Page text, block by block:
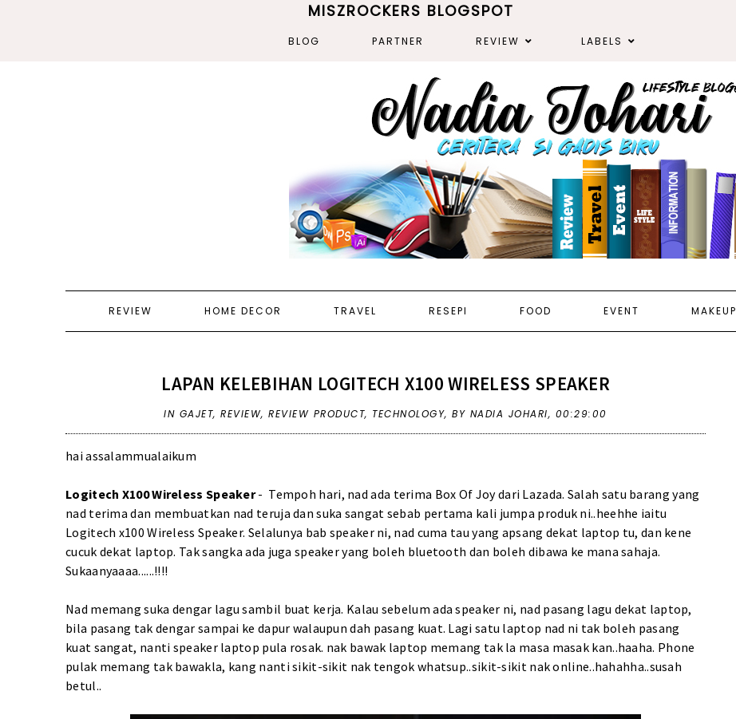
MISZROCKERS BLOGSPOT
BLOG PARTNER REVIEW LABELS
REVIEW HOME DECOR TRAVEL RESEPI FOOD EVENT MAKEUP
LAPAN KELEBIHAN LOGITECH X100 WIRELESS SPEAKER
IN GAJET,REVIEW,REVIEW PRODUCT, TECHNOLOGY,BY NADIA JOHARI, 00:29:00
hai assalammualaikum
Logitech X100 Wireless Speaker- Tempoh hari, nad ada terima Box Of Joy dari Lazada. Salah satu barang yang
nad terima dan membuatkan nad teruja dan suka sangat sebab pertama kali jumpa produk ni..heehhe iaitu
Logitech x100 Wireless Speaker. Selalunya bab speaker ni, nad cuma tau yang apsang dekat laptop tu, dan kene
cucuk dekat laptop. Tak sangka ada juga speaker yang boleh bluetooth dan boleh dibawa ke mana sahaja.
Sukaanyaaaa......!!!!
Nad memang suka dengar lagu sambil buat kerja. Kalau sebelum ada speaker ni, nad pasang lagu dekat laptop,
bila pasang tak dengar sampai ke dapur walaupun dah pasang kuat. Lagi satu laptop nad ni tak boleh pasang
kuat sangat, nanti speaker laptop pula rosak. nak bawak laptop memang tak la masa masak kan..haaha. Phone
pulak memang tak bawakla, kang nanti sikit-sikit nak tengok whatsup..sikit-sikit nak online..hahahha..susah
betul..